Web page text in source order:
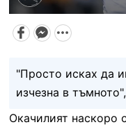
"Просто исках да
изчезна в
Окачилият наскоро